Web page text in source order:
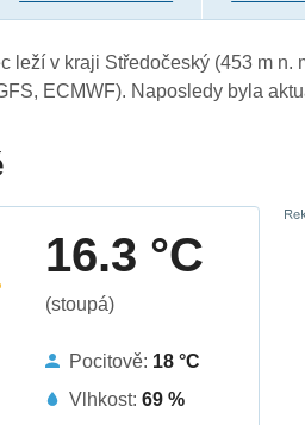
leží v kraji Středočeský (453 m
ECMWF). Naposledy byla
16.3 °C
(stoupá)
Pocitově: 18 °C
Vlhkost:69 %